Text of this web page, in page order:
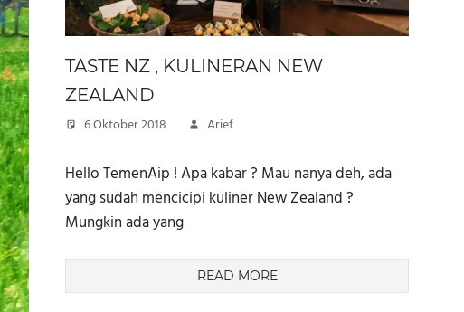
TASTE NZ , KULINERAN NEW
ZEALAND
6 Oktober 2018 Arief
Hello TemenAip ! Apa kabar ? Mau nanya deh, ada
yang sudah mencicipi kuliner New Zealand ?
Mungkin ada yang
READ MORE